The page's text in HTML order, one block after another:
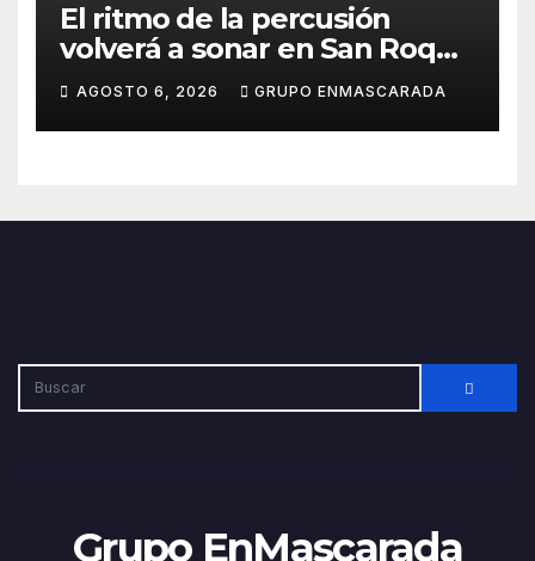
El ritmo de la percusión
volverá a sonar en San Roque
con un taller abierto a todos
los públicos
AGOSTO 6, 2026 GRUPO ENMASCARADA
Grupo EnMascarada